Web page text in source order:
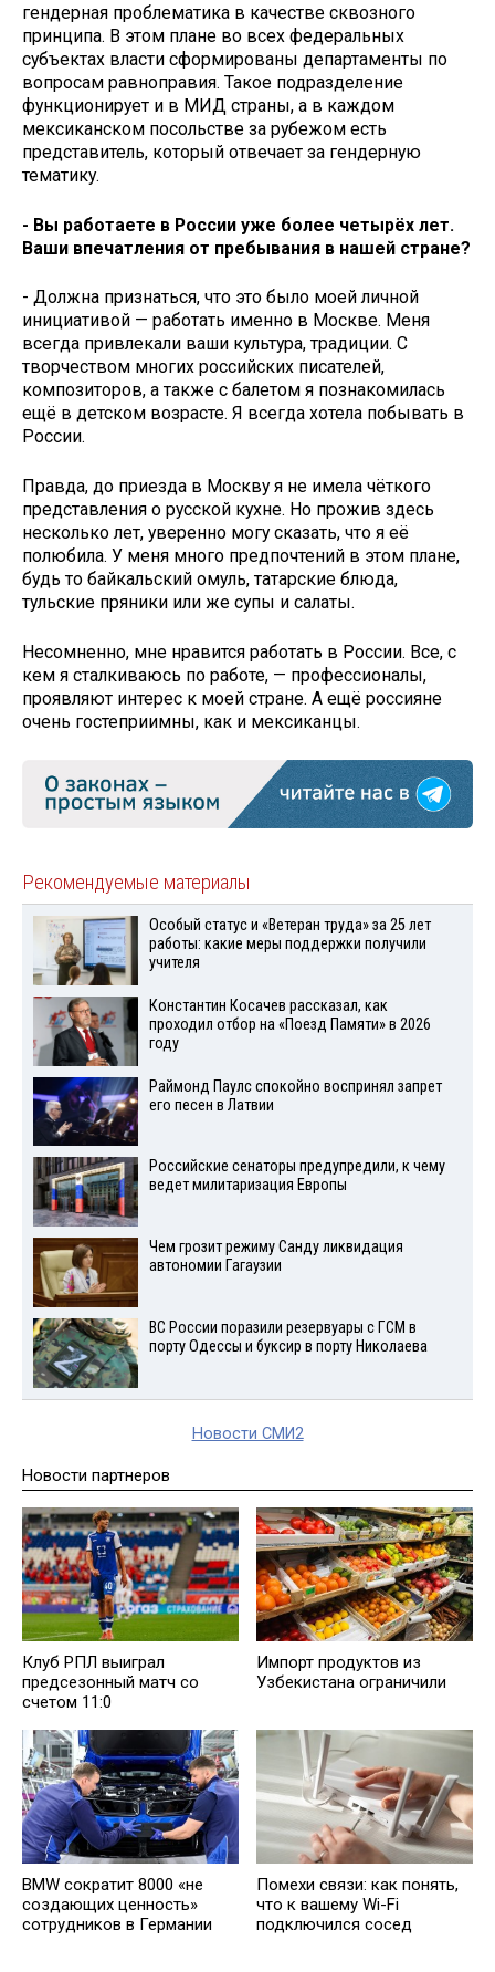
гендерная проблематика в качестве сквозного
принципа. В этом плане во всех федеральных
субъектах власти сформированы департаменты по
вопросам равноправия. Такое подразделение
функционирует и в МИД страны, а в каждом
мексиканском посольстве за рубежом есть
представитель, который отвечает за гендерную
тематику.
- Вы работаете в России уже более четырёх лет.
Ваши впечатления от пребывания в нашей стране?
- Должна признаться, что это было моей личной
инициативой — работать именно в Москве. Меня
всегда привлекали ваши культура, традиции. С
творчеством многих российских писателей,
композиторов, а также с балетом я познакомилась
ещё в детском возрасте. Я всегда хотела побывать в
России.
Правда, до приезда в Москву я не имела чёткого
представления о русской кухне. Но прожив здесь
несколько лет, уверенно могу сказать, что я её
полюбила. У меня много предпочтений в этом плане,
будь то байкальский омуль, татарские блюда,
тульские пряники или же супы и салаты.
Несомненно, мне нравится работать в России. Все, с
кем я сталкиваюсь по работе, — профессионалы,
проявляют интерес к моей стране. А ещё россияне
очень гостеприимны, как и мексиканцы.
Рекомендуемые материалы
Особый статус и «Ветеран труда» за 25 лет
работы: какие меры поддержки получили
учителя
Константин Косачев рассказал, как
проходил отбор на «Поезд Памяти» в 2026
году
Раймонд Паулс спокойно воспринял запрет
его песен в Латвии
Российские сенаторы предупредили, к чему
ведет милитаризация Европы
Чем грозит режиму Санду ликвидация
автономии Гагаузии
ВС России поразили резервуары с ГСМ в
порту Одессы и буксир в порту Николаева
Новости СМИ2
Новости партнеров
Клуб РПЛ выиграл
предсезонный матч со
счетом 11:0
Импорт продуктов из
Узбекистана ограничили
BMW сократит 8000 «не
создающих ценность»
сотрудников в Германии
Помехи связи: как понять,
что к вашему Wi-Fi
подключился сосед